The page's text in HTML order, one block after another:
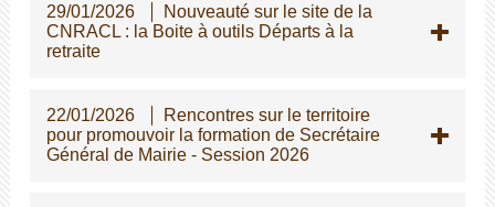
29/01/2026
Nouveauté sur le site de la
CNRACL : la Boite à outils Départs à la
retraite
22/01/2026
Rencontres sur le territoire
pour promouvoir la formation de Secrétaire
Général de Mairie - Session 2026